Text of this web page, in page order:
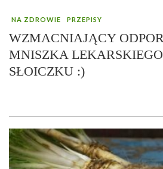
NA ZDROWIE PRZEPISY
WZMACNIAJĄCY
MNISZKA
SŁOICZKU :)